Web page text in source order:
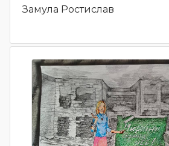
Замула Ростислав